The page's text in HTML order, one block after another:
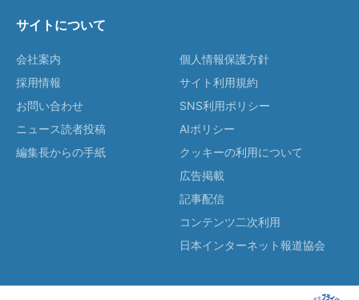
サイトについて
会社案内
採用情報
お問い合わせ
ニュース読者投稿
編集長からの手紙
個人情報保護方針
サイト利用規約
SNS利用ポリシー
AIポリシー
クッキーの利用について
広告掲載
記事配信
コンテンツ二次利用
日本インターネット報道協会